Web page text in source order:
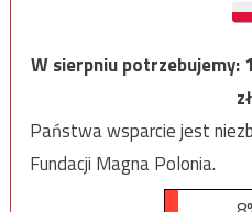
W sierpniu potrzebujemy:
Państwa wsparcie jest
Fundacji Magna Polonia.